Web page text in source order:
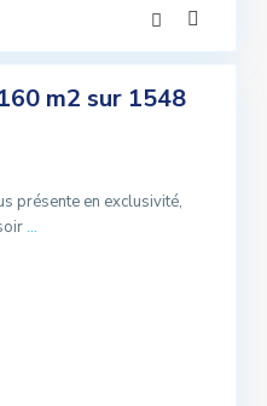
m2 sur 1548
présente en exclusivité,
...